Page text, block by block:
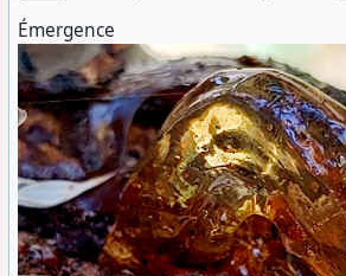
Émergence